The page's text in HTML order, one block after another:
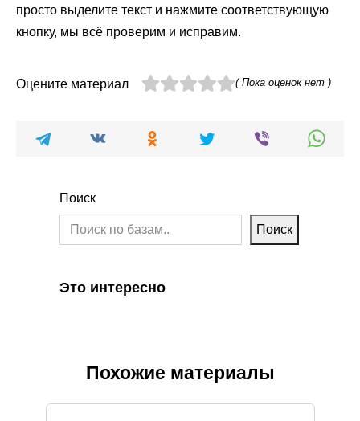
просто выделите текст и нажмите соответствующую
кнопку, мы всё проверим и исправим.
Оцените материал ( Пока оценок нет )
Поиск
Поиск
Это интересно
Похожие материалы